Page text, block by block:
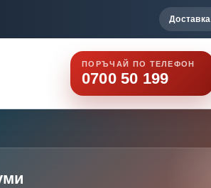
Доставка
ПОРЪЧАЙ ПО ТЕЛЕФОН
0700 50 199